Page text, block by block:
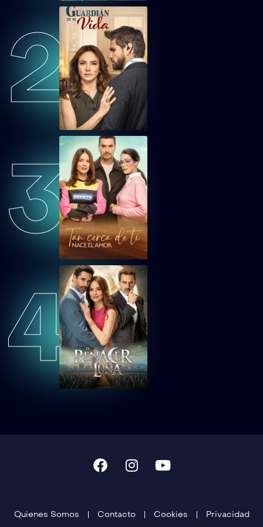
TCDTNEAEP30
Tan cerca de ti, nace el amor Capítulo 30
TCDTNEAEP31
Tan cerca de ti, nace el amor Capítulo 31
TCDTNEAEP32
Tan cerca de ti, nace el amor Capítulo 32
TCDTNEAEP33
Tan cerca de ti, nace el amor Capítulo 33
TCDTNEAEP34
Tan cerca de ti, nace el amor Capítulo 34
TCDTNEAEP35
Tan cerca de ti, nace el amor Capítulo 35
TCDTNEAEP36
Tan cerca de ti, nace el amor Capítulo 36
TCDTNEAEP37
Tan cerca de ti, nace el amor Capítulo 37
TCDTNEAEP38
Tan cerca de ti, nace el amor Capítulo 38
Tan cerca de ti, nace el amor Capítulo 40
2
3
4
Quienes Somos Contacto Cookies Privacidad